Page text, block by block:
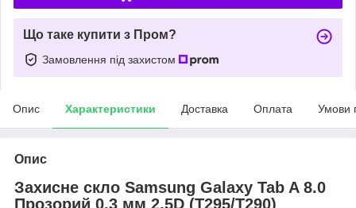
Що таке купити з Пром?
Замовлення під захистом
Опис Характеристики Доставка Оплата Умови
Опис
Захисне скло Samsung Galaxy Tab A 8.0
Прозорий 0.3 мм 2.5D (T295/T290)